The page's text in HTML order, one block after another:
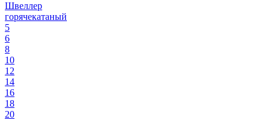
Швеллер
горячекатаный
5
6
8
10
12
14
16
18
20